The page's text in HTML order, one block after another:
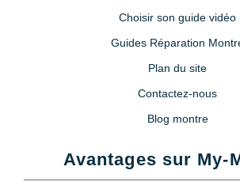
Choisir son guide vidéo
Guides Réparation
Plan du site
Contactez-nous
Blog montre
Avantages sur My-